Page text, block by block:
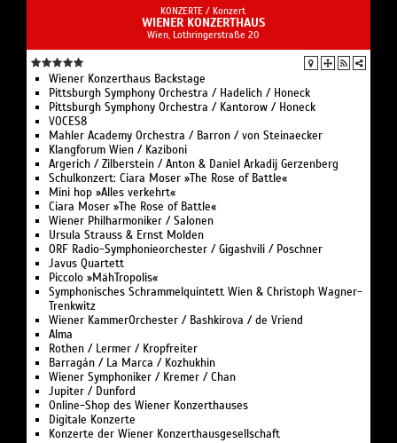
KONZERTE / Konzert
WIENER KONZERTHAUS
Wien, Lothringerstraße 20
Wiener Konzerthaus Backstage
Pittsburgh Symphony Orchestra / Hadelich / Honeck
Pittsburgh Symphony Orchestra / Kantorow / Honeck
VOCES8
Mahler Academy Orchestra / Barron / von Steinaecker
Klangforum Wien / Kaziboni
Argerich / Zilberstein / Anton & Daniel Arkadij Gerzenberg
Schulkonzert: Ciara Moser »The Rose of Battle«
Mini hop »Alles verkehrt«
Ciara Moser »The Rose of Battle«
Wiener Philharmoniker / Salonen
Ursula Strauss & Ernst Molden
ORF Radio-Symphonieorchester / Gigashvili / Poschner
Javus Quartett
Piccolo »MähTropolis«
Symphonisches Schrammelquintett Wien & Christoph Wagner-
Trenkwitz
Wiener KammerOrchester / Bashkirova / de Vriend
Alma
Rothen / Lermer / Kropfreiter
Barragán / La Marca / Kozhukhin
Wiener Symphoniker / Kremer / Chan
Jupiter / Dunford
Online-Shop des Wiener Konzerthauses
Digitale Konzerte
Konzerte der Wiener Konzerthausgesellschaft